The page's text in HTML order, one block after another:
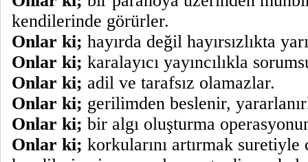
kendilerinde görürler.
Onlar ki; hayırda değil hayırsızlıkta
Onlar ki; karalayıcı yayıncılıkla
Onlar ki; adil ve tarafsız olamazlar.
Onlar ki; gerilimden beslenir,
Onlar ki; bir algı oluşturma
Onlar ki; korkularını artırmak suretiyle